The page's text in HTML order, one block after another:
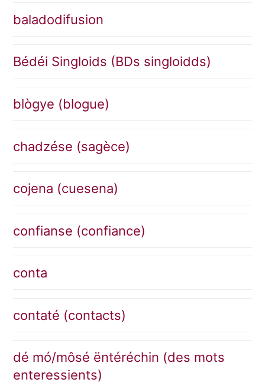
baladodifusion
Bédéi Singloids (BDs singloidds)
blògye (blogue)
chadzése (sagèce)
cojena (cuesena)
confianse (confiance)
conta
contaté (contacts)
dé mó/môsé ëntéréchin (des mots
enteressients)